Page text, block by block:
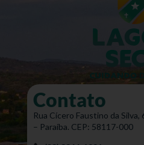
Contato
Rua Cícero Faustino da
– Paraíba. CEP: 58117-000